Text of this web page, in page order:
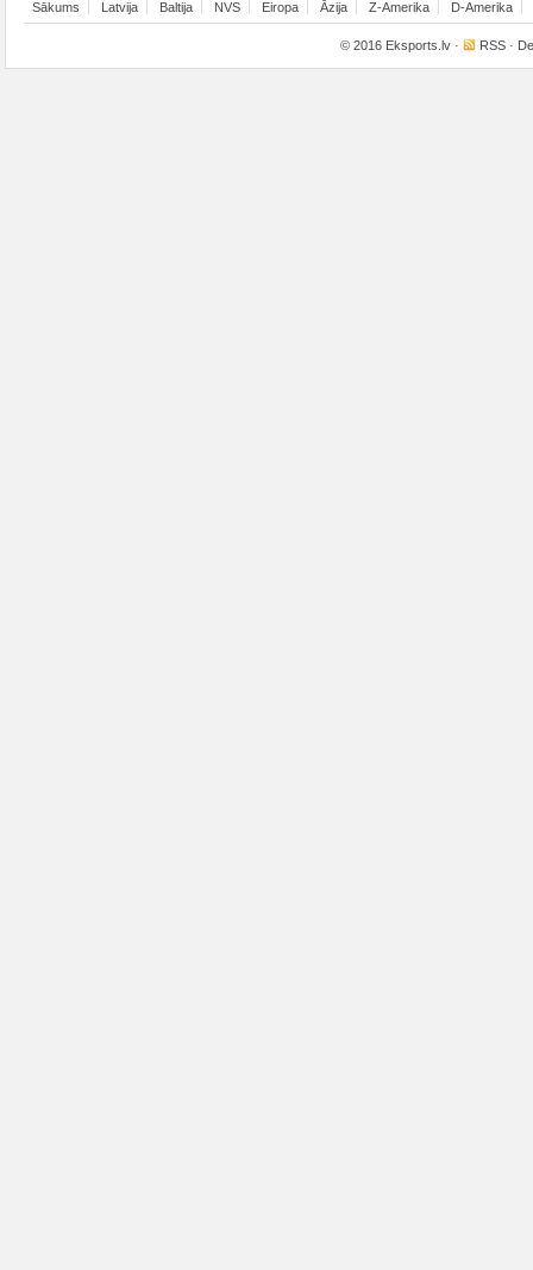
Sākums Latvija Baltija NVS Eiropa Āzija Z-Amerika D-Amerika
© 2016 Eksports.lv · RSS ·